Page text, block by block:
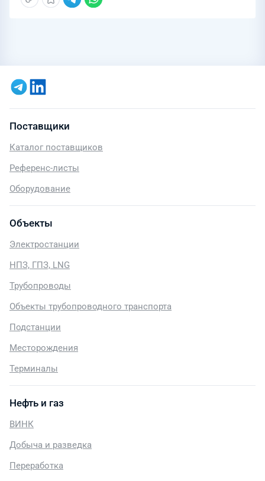
Поставщики
Каталог поставщиков
Референс-листы
Оборудование
Объекты
Электростанции
НПЗ, ГПЗ, LNG
Трубопроводы
Объекты трубопроводного транспорта
Подстанции
Месторождения
Терминалы
Нефть и газ
ВИНК
Добыча и разведка
Переработка